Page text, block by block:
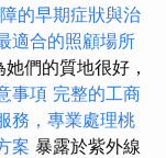
的早期症狀與治
適合的照顧場所
們的質地很好，
事項 完整的工商
務，專業處理桃
案 暴露於紫外線